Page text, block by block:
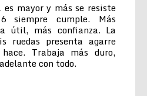
es mayor y más se resiste
siempre cumple. Más
útil, más confianza. La
ruedas presenta agarre
Trabaja más duro,
con todo.